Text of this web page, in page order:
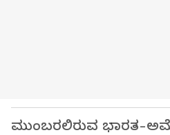
ಮುಂಬರಲಿರುವ ಭಾರತ-